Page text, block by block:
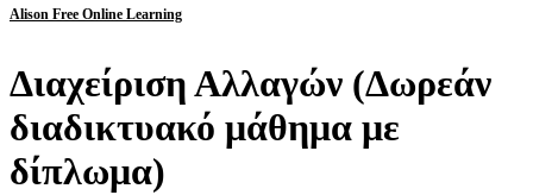
Alison Free Online Learning
Διαχείριση Αλλαγών (Δωρεάν
διαδικτυακό μάθημα με
δίπλωμα)